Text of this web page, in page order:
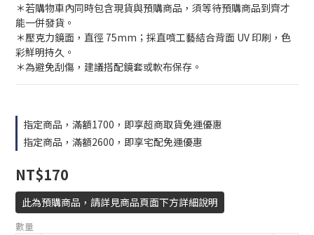
＊若購物車內同時包含現貨與預購商品，須等待預購商品到齊才
能一併發貨。
＊壓克力鏡面，直徑 75mm；採直噴工藝結合背面 UV 印刷，色
彩鮮明持久。
＊為避免刮傷，建議搭配鏡套或軟布保存。
指定商品，滿額1700，即享超商取貨免運優惠
指定商品，滿額2600，即享宅配免運優惠
NT$170
此為預購商品，請詳見商品頁面下方詳細說明
數量